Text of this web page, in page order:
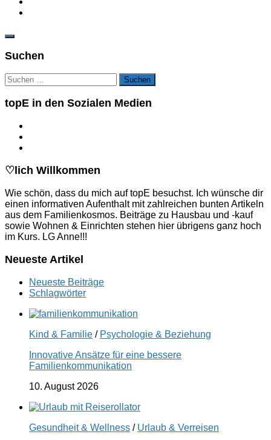
Suchen
Suchen
nach:
topE in den Sozialen Medien
♡lich Willkommen
Wie schön, dass du mich auf topE besuchst. Ich wünsche dir
einen informativen Aufenthalt mit zahlreichen bunten Artikeln
aus dem Familienkosmos. Beiträge zu Hausbau und -kauf
sowie Wohnen & Einrichten stehen hier übrigens ganz hoch
im Kurs. LG Anne!!!
Neueste Artikel
Neueste Beiträge
Schlagwörter
Kind & Familie / Psychologie & Beziehung
Innovative Ansätze für eine bessere
Familienkommunikation
10. August 2026
Gesundheit & Wellness / Urlaub & Verreisen